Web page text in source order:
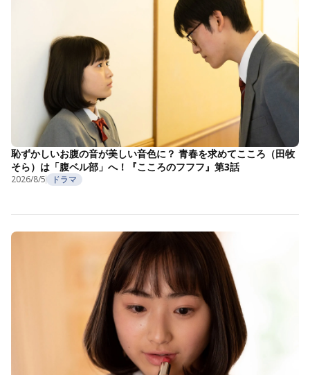
恥ずかしいお腹の音が美しい音色に？ 青春を求めてこころ（田牧
そら）は「腹ベル部」へ！『こころのフフフ』第3話
2026/8/5 ドラマ